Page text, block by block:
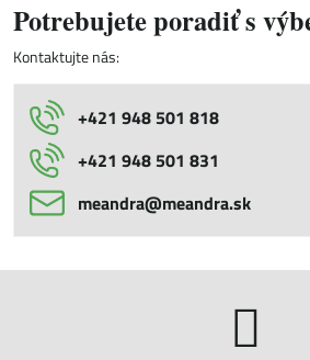
Potrebujete poradiť s
Kontaktujte nás:
+421 948 501 818
+421 948 501 831
meandra​@meandra​.sk